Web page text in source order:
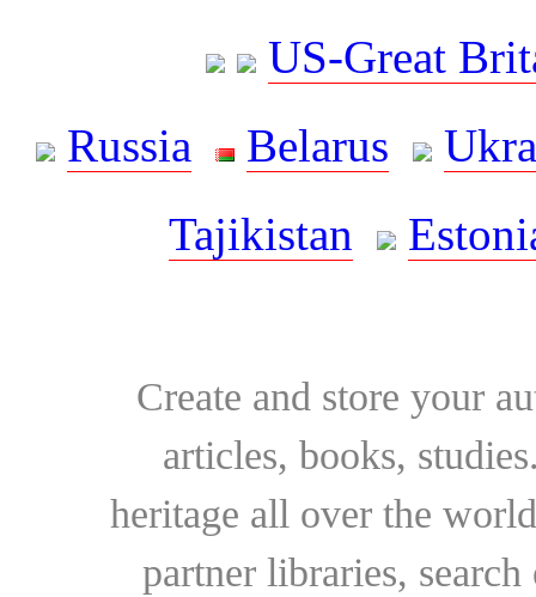
US-Great
Russia
Belarus
Tajikistan
Create and store your
articles, books,
heritage all over the
partner libraries,